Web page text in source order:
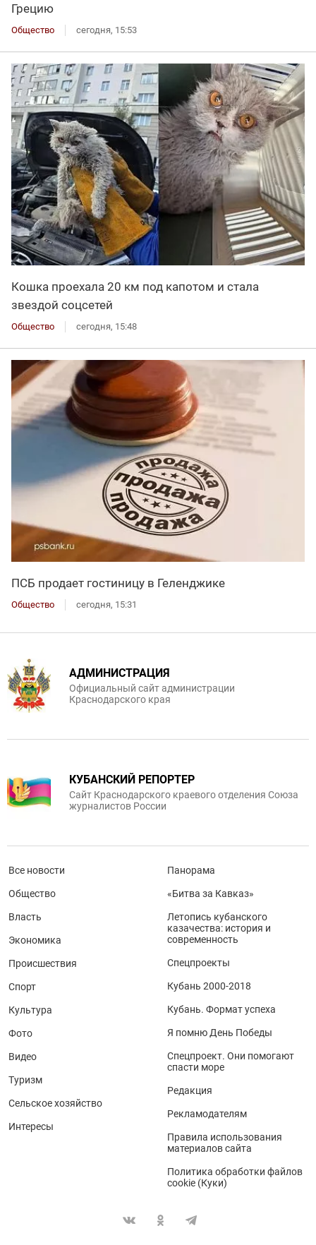
Грецию
Общество сегодня, 15:53
Кошка проехала 20 км под капотом и стала
звездой соцсетей
Общество сегодня, 15:48
ПСБ продает гостиницу в Геленджике
Общество сегодня, 15:31
АДМИНИСТРАЦИЯ
Официальный сайт администрации
Краснодарского края
КУБАНСКИЙ РЕПОРТЕР
Сайт Краснодарского краевого отделения Союза
журналистов России
Все новости
Общество
Власть
Экономика
Происшествия
Спорт
Культура
Фото
Видео
Туризм
Сельское хозяйство
Интересы
Панорама
«Битва за Кавказ»
Летопись кубанского
казачества: история и
современность
Спецпроекты
Кубань 2000-2018
Кубань. Формат успеха
Я помню День Победы
Спецпроект. Они помогают
спасти море
Редакция
Рекламодателям
Правила использования
материалов сайта
Политика обработки файлов
cookie (Куки)